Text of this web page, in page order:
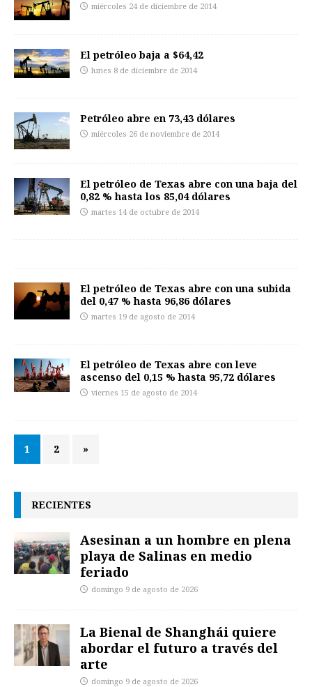
miércoles 24 de diciembre de 2014
El petróleo baja a $64,42
lunes 8 de diciembre de 2014
Petróleo abre en 73,43 dólares
miércoles 26 de noviembre de 2014
El petróleo de Texas abre con una baja del
0,82 % hasta los 85,04 dólares
martes 14 de octubre de 2014
El petróleo de Texas abre con una subida
del 0,47 % hasta 96,86 dólares
martes 19 de agosto de 2014
El petróleo de Texas abre con leve
ascenso del 0,15 % hasta 95,72 dólares
viernes 15 de agosto de 2014
1 2 »
RECIENTES
Asesinan a un hombre en plena
playa de Salinas en medio
feriado
domingo 9 de agosto de 2026
La Bienal de Shanghái quiere
abordar el futuro a través del
arte
domingo 9 de agosto de 2026